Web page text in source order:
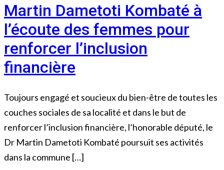
Martin Dametoti Kombaté à
l’écoute des femmes pour
renforcer l’inclusion
financière
Toujours engagé et soucieux du bien-être de toutes les
couches sociales de sa localité et dans le but de
renforcer l’inclusion financière, l’honorable député, le
Dr Martin Dametoti Kombaté poursuit ses activités
dans la commune […]